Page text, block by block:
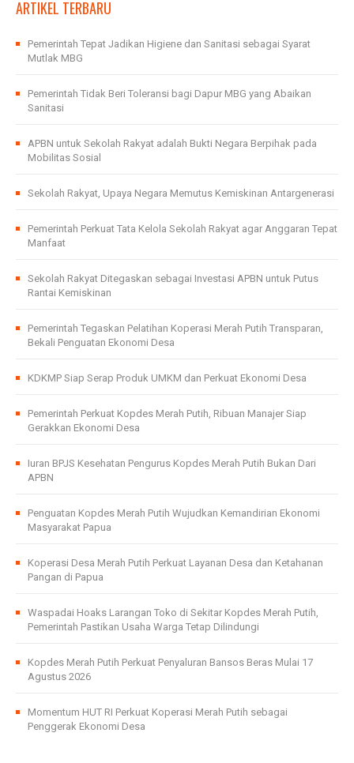
ARTIKEL TERBARU
Pemerintah Tepat Jadikan Higiene dan Sanitasi sebagai Syarat
Mutlak MBG
Pemerintah Tidak Beri Toleransi bagi Dapur MBG yang Abaikan
Sanitasi
APBN untuk Sekolah Rakyat adalah Bukti Negara Berpihak pada
Mobilitas Sosial
Sekolah Rakyat, Upaya Negara Memutus Kemiskinan Antargenerasi
Pemerintah Perkuat Tata Kelola Sekolah Rakyat agar Anggaran Tepat
Manfaat
Sekolah Rakyat Ditegaskan sebagai Investasi APBN untuk Putus
Rantai Kemiskinan
Pemerintah Tegaskan Pelatihan Koperasi Merah Putih Transparan,
Bekali Penguatan Ekonomi Desa
KDKMP Siap Serap Produk UMKM dan Perkuat Ekonomi Desa
Pemerintah Perkuat Kopdes Merah Putih, Ribuan Manajer Siap
Gerakkan Ekonomi Desa
Iuran BPJS Kesehatan Pengurus Kopdes Merah Putih Bukan Dari
APBN
Penguatan Kopdes Merah Putih Wujudkan Kemandirian Ekonomi
Masyarakat Papua
Koperasi Desa Merah Putih Perkuat Layanan Desa dan Ketahanan
Pangan di Papua
Waspadai Hoaks Larangan Toko di Sekitar Kopdes Merah Putih,
Pemerintah Pastikan Usaha Warga Tetap Dilindungi
Kopdes Merah Putih Perkuat Penyaluran Bansos Beras Mulai 17
Agustus 2026
Momentum HUT RI Perkuat Koperasi Merah Putih sebagai
Penggerak Ekonomi Desa